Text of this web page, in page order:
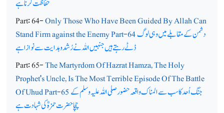
حفاظت کرنا ہے
Part: 64-Only Those Who Have Been Guided By Allah Can
Stand Firm against the Enemy Part-64دشمن کے مقابلے میں وہی لوگ
ڈٹے رہتے ہیں جنہیں اللہ نے رُشد و ہدایت سے نوازاہے
Part: 65-The Martyrdom Of Hazrat Hamza, The Holy
Prophet's Uncle, Is The Most Terrible Episode Of The Battle
Of Uhud Part-65جنگ اُحد کا سب سے المناک واقعہ حضور صلی اللہ علیہ وسلم کے
چچا حضرت حمزہؓ کی شہادت ہے